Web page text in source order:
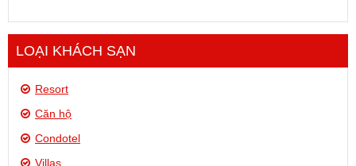
LOẠI KHÁCH SẠN
Resort
Căn hộ
Condotel
Villas